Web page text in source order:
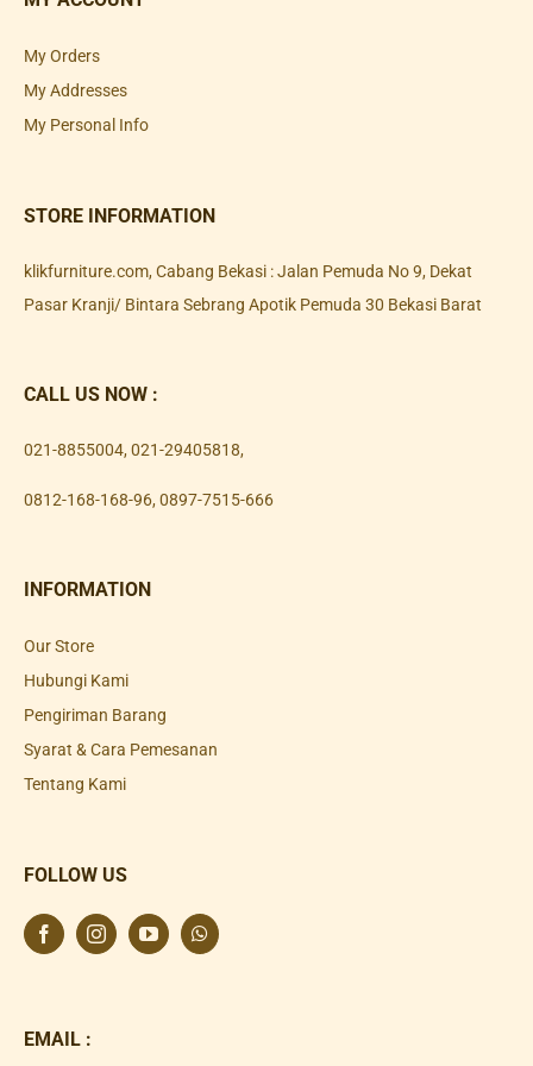
My Orders
My Addresses
My Personal Info
STORE INFORMATION
klikfurniture.com, Cabang Bekasi : Jalan Pemuda No 9, Dekat
Pasar Kranji/ Bintara Sebrang Apotik Pemuda 30 Bekasi Barat
CALL US NOW :
021-8855004, 021-29405818,
0812-168-168-96, 0897-7515-666
INFORMATION
Our Store
Hubungi Kami
Pengiriman Barang
Syarat & Cara Pemesanan
Tentang Kami
FOLLOW US
EMAIL :